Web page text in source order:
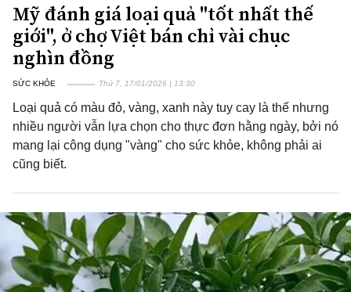
Mỹ đánh giá loại quả "tốt nhất thế
giới", ở chợ Việt bán chỉ vài chục
nghìn đồng
SỨC KHỎE Thứ 7, 17/01/2026 | 13:30
Loại quả có màu đỏ, vàng, xanh này tuy cay là thế nhưng
nhiều người vẫn lựa chọn cho thực đơn hằng ngày, bởi nó
mang lại công dụng "vàng" cho sức khỏe, không phải ai
cũng biết.